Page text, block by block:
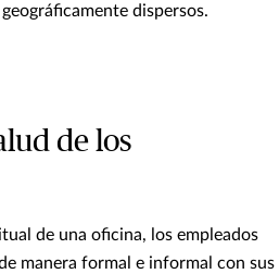
dispersos.
de los
de una oficina, los empleados
manera formal e informal con sus